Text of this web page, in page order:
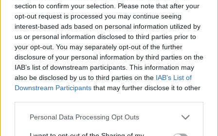
section to confirm your selection. Please note that after your
opt-out request is processed you may continue seeing
interest-based ads based on personal information utilized by
us or personal information disclosed to third parties prior to
your opt-out. You may separately opt-out of the further
disclosure of your personal information by third parties on the
IAB’s list of downstream participants. This information may
also be disclosed by us to third parties on the IAB’s List of
Downstream Participants that may further disclose it to other
Please note that this website/app uses one or more Google
Personal Data Processing Opt Outs
szőlőtermesztés, borkészítés.
A közösségi média szekcióban az egyes
keresőkifejezések előfordulásának gyakorisága
alapján igyekeztek azonosítani a trendeket. Míg
a vizsgált időszakban 77 millió posztnál szerepelt
a „#wine” (vagyis hashtag bor), addig az
#organicwine (organikus bor) 929 ezerszer, a
#biodynamicwine (biodinamikus bor) 272